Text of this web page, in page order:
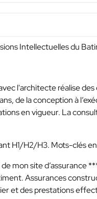
Intellectuelles du
l'architecte réalise
de la conception à
en vigueur. La
H1/H2/H3. Mots-clés
mon site d’assurance
Assurances
et des prestations